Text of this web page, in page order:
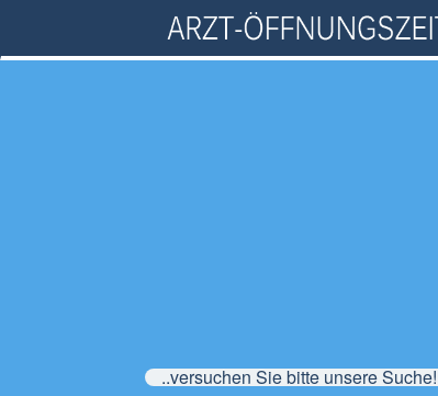
..versuchen Sie bitte unsere Suche!